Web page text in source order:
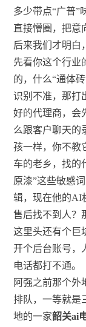
多少带点“广普”
直接懵圈，把意
后来我们才明白
先看你这个行业
的，什么“通体
识别不准，那打
好的代理商，会
么跟客户聊天的
孩一样，你不教
车的老乡，找的
原漆”这些敏感
辑，现在他的AI
售后找不到人？
这里头还有个巨
开个后台账号，
电话都打不通。
阿强之前那个外
排队，一等就是
地的一家韶关ai